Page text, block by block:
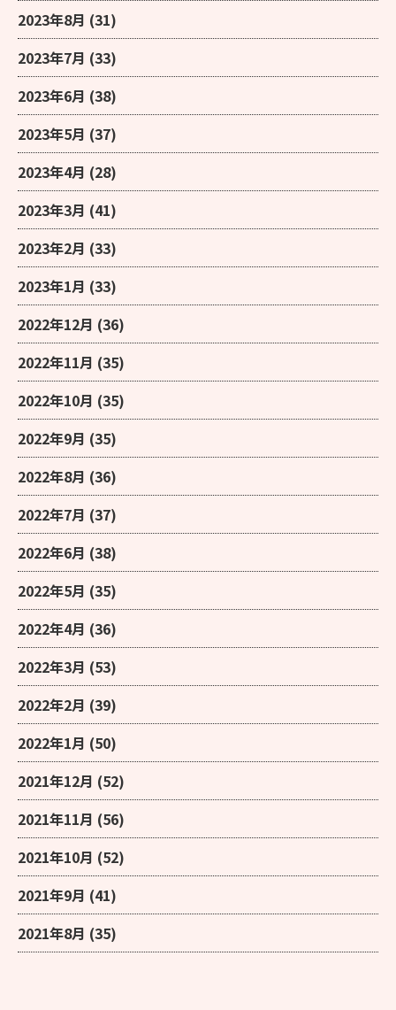
2023年8月 (31)
2023年7月 (33)
2023年6月 (38)
2023年5月 (37)
2023年4月 (28)
2023年3月 (41)
2023年2月 (33)
2023年1月 (33)
2022年12月 (36)
2022年11月 (35)
2022年10月 (35)
2022年9月 (35)
2022年8月 (36)
2022年7月 (37)
2022年6月 (38)
2022年5月 (35)
2022年4月 (36)
2022年3月 (53)
2022年2月 (39)
2022年1月 (50)
2021年12月 (52)
2021年11月 (56)
2021年10月 (52)
2021年9月 (41)
2021年8月 (35)